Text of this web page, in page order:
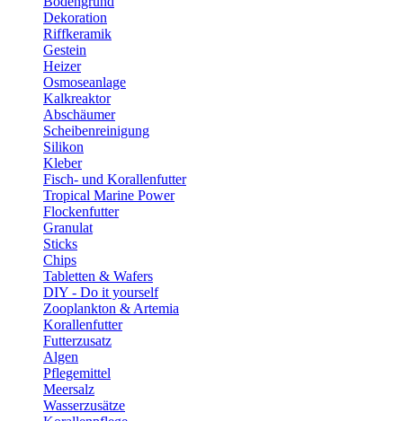
Dekoration
Riffkeramik
Gestein
Heizer
Osmoseanlage
Kalkreaktor
Abschäumer
Scheibenreinigung
Silikon
Kleber
Fisch- und Korallenfutter
Tropical Marine Power
Flockenfutter
Granulat
Sticks
Chips
Tabletten & Wafers
DIY - Do it yourself
Zooplankton & Artemia
Korallenfutter
Futterzusatz
Algen
Pflegemittel
Meersalz
Wasserzusätze